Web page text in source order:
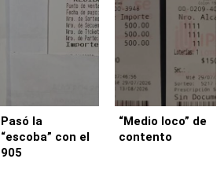
Pasó la
“escoba” con el
905
“Medio loco” de
contento